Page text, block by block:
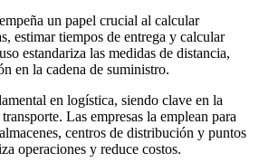
un papel crucial al calcular
estimar tiempos de entrega y calcular
estandariza las medidas de distancia,
en la cadena de suministro.
en logística, siendo clave en la
Las empresas la emplean para
centros de distribución y puntos
operaciones y reduce costos.